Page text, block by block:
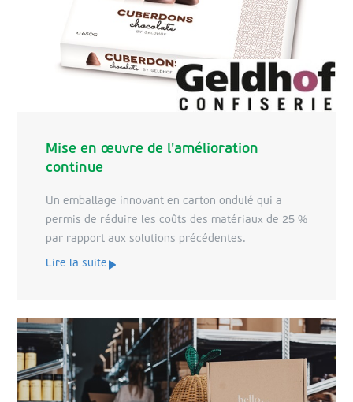
Mise en œuvre de l'amélioration
continue
Un emballage innovant en carton ondulé qui a
permis de réduire les coûts des matériaux de 25 %
par rapport aux solutions précédentes.
Lire la suite